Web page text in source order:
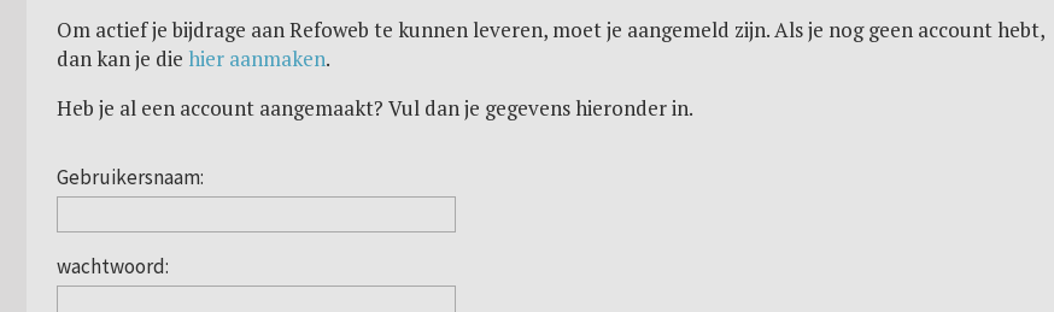
Om actief je bijdrage aan Refoweb te kunnen leveren, moet je aangemeld zijn. Als je nog geen account hebt,
dan kan je die hier aanmaken.
Heb je al een account aangemaakt? Vul dan je gegevens hieronder in.
Gebruikersnaam:
wachtwoord: